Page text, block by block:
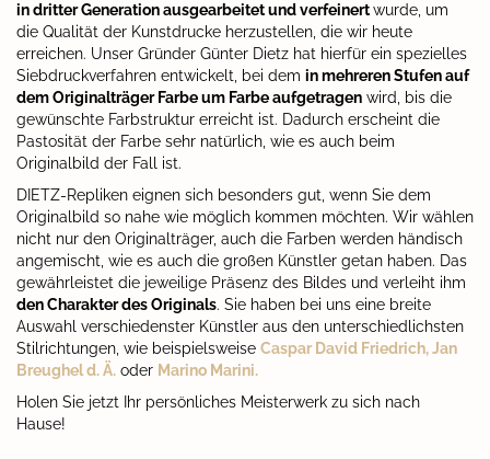
in dritter Generation ausgearbeitet und verfeinertwurde, um
die Qualität der Kunstdrucke herzustellen, die wir heute
erreichen. Unser Gründer Günter Dietz hat hierfür ein spezielles
Siebdruckverfahren entwickelt, bei dem in mehreren Stufen auf
dem Originalträger Farbe um Farbe aufgetragen wird, bis die
gewünschte Farbstruktur erreicht ist. Dadurch erscheint die
Pastosität der Farbe sehr natürlich, wie es auch beim
Originalbild der Fall ist.
DIETZ-Repliken eignen sich besonders gut, wenn Sie dem
Originalbild so nahe wie möglich kommen möchten. Wir wählen
nicht nur den Originalträger, auch die Farben werden händisch
angemischt, wie es auch die großen Künstler getan haben. Das
gewährleistet die jeweilige Präsenz des Bildes und verleiht ihm
den Charakter des Originals. Sie haben bei uns eine breite
Auswahl verschiedenster Künstler aus den unterschiedlichsten
Stilrichtungen, wie beispielsweise Caspar David Friedrich,Jan
Breughel d. Ä. oder Marino Marini.
Holen Sie jetzt Ihr persönliches Meisterwerk zu sich nach
Hause!